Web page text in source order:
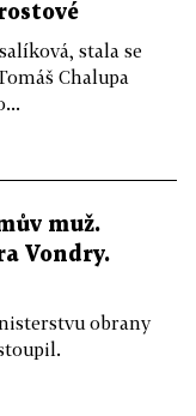
stala se
Chalupa
muž.
Vondry.
obrany